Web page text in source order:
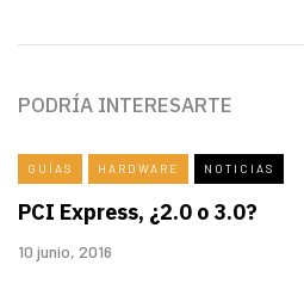
PODRÍA INTERESARTE
GUÍAS HARDWARE NOTICIAS
PCI Express, ¿2.0 o 3.0?
10 junio, 2016